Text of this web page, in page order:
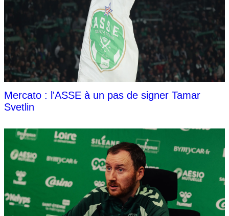
Mercato : l'ASSE à un pas de signer Tamar
Svetlin